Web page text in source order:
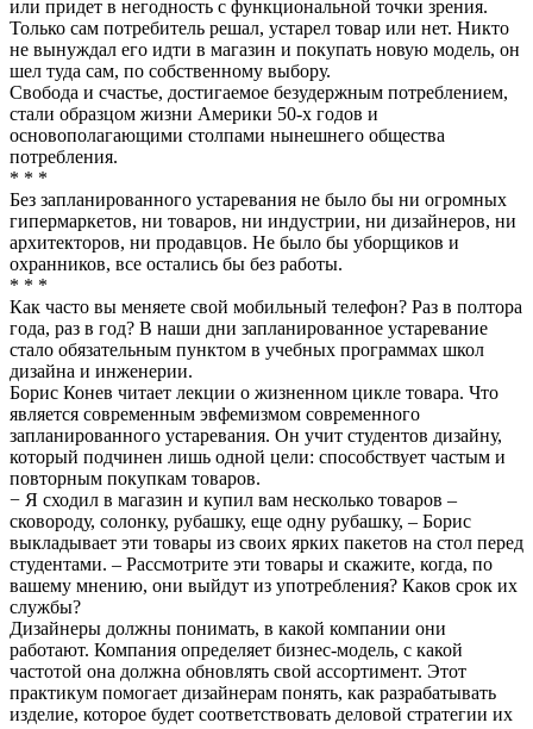
или придет в негодность с функциональной точки зрения.
Только сам потребитель решал, устарел товар или нет. Никто
не вынуждал его идти в магазин и покупать новую модель, он
шел туда сам, по собственному выбору.
Свобода и счастье, достигаемое безудержным потреблением,
стали образцом жизни Америки 50-х годов и
основополагающими столпами нынешнего общества
потребления.
* * *
Без запланированного устаревания не было бы ни огромных
гипермаркетов, ни товаров, ни индустрии, ни дизайнеров, ни
архитекторов, ни продавцов. Не было бы уборщиков и
охранников, все остались бы без работы.
* * *
Как часто вы меняете свой мобильный телефон? Раз в полтора
года, раз в год? В наши дни запланированное устаревание
стало обязательным пунктом в учебных программах школ
дизайна и инженерии.
Борис Конев читает лекции о жизненном цикле товара. Что
является современным эвфемизмом современного
запланированного устаревания. Он учит студентов дизайну,
который подчинен лишь одной цели: способствует частым и
повторным покупкам товаров.
− Я сходил в магазин и купил вам несколько товаров –
сковороду, солонку, рубашку, еще одну рубашку, – Борис
выкладывает эти товары из своих ярких пакетов на стол перед
студентами. – Рассмотрите эти товары и скажите, когда, по
вашему мнению, они выйдут из употребления? Каков срок их
службы?
Дизайнеры должны понимать, в какой компании они
работают. Компания определяет бизнес-модель, с какой
частотой она должна обновлять свой ассортимент. Этот
практикум помогает дизайнерам понять, как разрабатывать
изделие, которое будет соответствовать деловой стратегии их